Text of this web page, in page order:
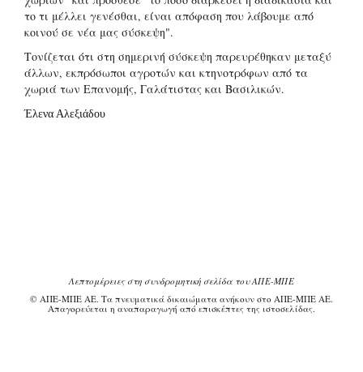
το τι μέλλει γενέσθαι, είναι απόφαση που λάβουμε από
κοινού σε νέα μας σύσκεψη".
Τονίζεται ότι στη σημερινή σύσκεψη παρευρέθηκαν μεταξύ
άλλων, εκπρόσωποι αγροτών και κτηνοτρόφων από τα
χωριά των Επανομής, Γαλάτιστας και Βασιλικών.
Έλενα Αλεξιάδου
Λεπτομέρειες στη συνδρομητική σελίδα του ΑΠΕ-ΜΠΕ
© ΑΠΕ-ΜΠΕ ΑΕ. Τα πνευματικά δικαιώματα ανήκουν στο ΑΠΕ-ΜΠΕ ΑΕ.
Απαγορεύεται η αναπαραγωγή από επισκέπτες της ιστοσελίδας.